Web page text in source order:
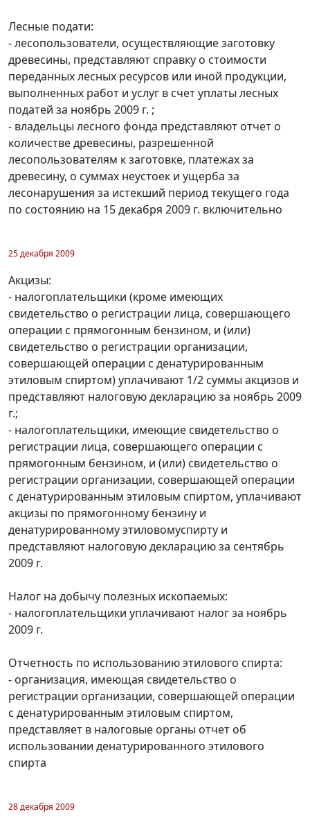
Лесные подати:
- лесопользователи, осуществляющие заготовку
древесины, представляют справку о стоимости
переданных лесных ресурсов или иной продукции,
выполненных работ и услуг в счет уплаты лесных
податей за ноябрь 2009 г. ;
- владельцы лесного фонда представляют отчет о
количестве древесины, разрешенной
лесопользователям к заготовке, платежах за
древесину, о суммах неустоек и ущерба за
лесонарушения за истекший период текущего года
по состоянию на 15 декабря 2009 г. включительно
25 декабря 2009
Акцизы:
- налогоплательщики (кроме имеющих
свидетельство о регистрации лица, совершающего
операции с прямогонным бензином, и (или)
свидетельство о регистрации организации,
совершающей операции с денатурированным
этиловым спиртом) уплачивают 1/2 суммы акцизов и
представляют налоговую декларацию за ноябрь 2009
г.;
- налогоплательщики, имеющие свидетельство о
регистрации лица, совершающего операции с
прямогонным бензином, и (или) свидетельство о
регистрации организации, совершающей операции
с денатурированным этиловым спиртом, уплачивают
акцизы по прямогонному бензину и
денатурированному этиловомуспирту и
представляют налоговую декларацию за сентябрь
2009 г.
Налог на добычу полезных ископаемых:
- налогоплательщики уплачивают налог за ноябрь
2009 г.
Отчетность по использованию этилового спирта:
- организация, имеющая свидетельство о
регистрации организации, совершающей операции
с денатурированным этиловым спиртом,
представляет в налоговые органы отчет об
использовании денатурированного этилового
спирта
28 декабря 2009